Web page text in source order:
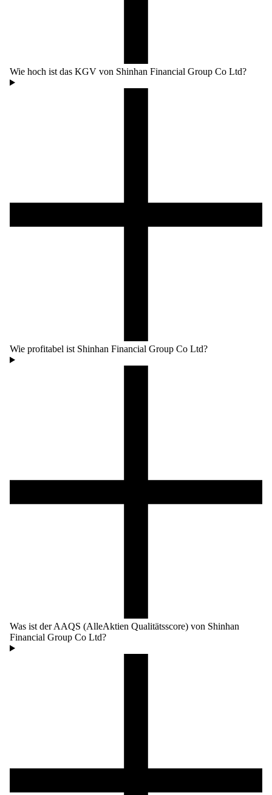
Wie hoch ist das KGV von Shinhan Financial Group Co Ltd?
Wie profitabel ist Shinhan Financial Group Co Ltd?
Was ist der AAQS (AlleAktien Qualitätsscore) von Shinhan
Financial Group Co Ltd?